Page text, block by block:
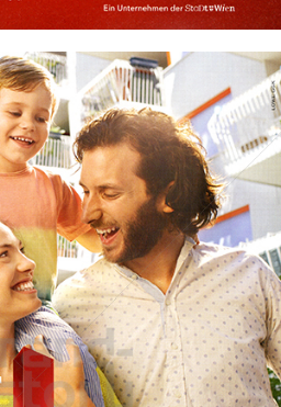
Bild-ID: 71619